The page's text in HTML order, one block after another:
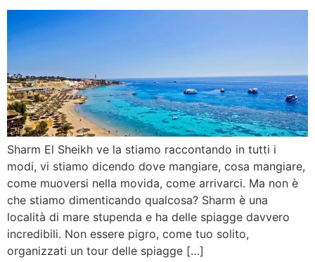
Sharm El Sheikh ve la stiamo raccontando in tutti i
modi, vi stiamo dicendo dove mangiare, cosa mangiare,
come muoversi nella movida, come arrivarci. Ma non è
che stiamo dimenticando qualcosa? Sharm è una
località di mare stupenda e ha delle spiagge davvero
incredibili. Non essere pigro, come tuo solito,
organizzati un tour delle spiagge […]